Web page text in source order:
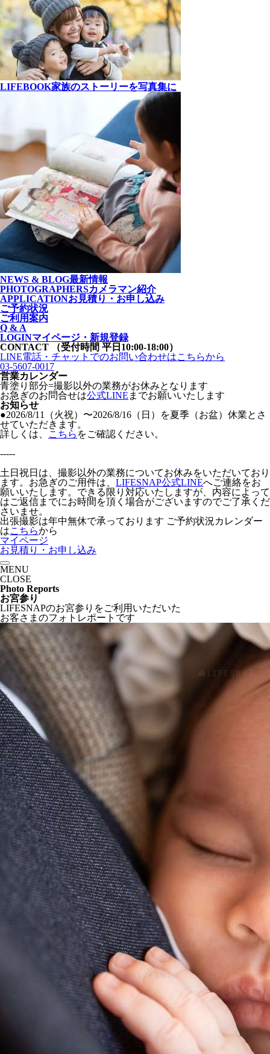
LIFEBOOK家族のストーリーを写真集に
NEWS & BLOG最新情報
PHOTOGRAPHERSカメラマン紹介
APPLICATIONお見積り・お申し込み
ご予約状況
ご利用案内
Q & A
LOGINマイページ・新規登録
CONTACT
（受付時間 平日10:00-18:00）
LINE電話・チャットでのお問い合わせはこちらから
03-5607-0017
営業カレンダー
青塗り 部分=撮影以外の業務がお休みとなります
お急ぎのお問合せは公式LINE までお願いいたします
お知らせ
●2026/8/11（火祝）〜2026/8/16（日）を夏季（お盆）休業とさ
せていただきます。
詳しくは、
こちら をご確認ください。
-----
土日祝日は、撮影以外の業務についてお休みをいただいており
ます。お急ぎのご用件は、 LIFESNAP公式LINEへご連絡をお
願いいたします。できる限り対応いたしますが、内容によって
はご返信までにお時間を頂く場合がございますのでご了承くだ
さいませ。
出張撮影は年中無休で承っております ご予約状況カレンダー
はこちらから
マイページ
お見積り・お申し込み
MENU
CLOSE
Photo Reports
お宮参り
LIFESNAPのお宮参りをご利用いただいた
お客さまのフォトレポートです